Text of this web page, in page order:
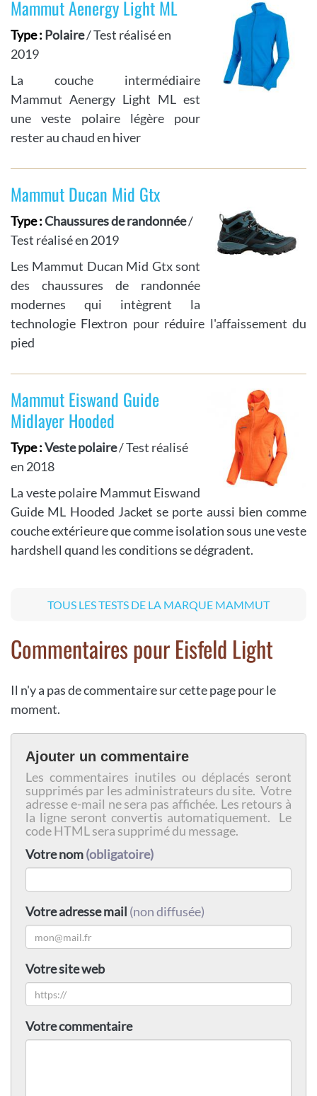
Mammut Aenergy Light ML
Type : Polaire/ Test réalisé en
2019
La couche intermédiaire
Mammut Aenergy Light ML est
une veste polaire légère pour
rester au chaud en hiver
Mammut Ducan Mid Gtx
Type :Chaussures de randonnée/
Test réalisé en 2019
Les Mammut Ducan Mid Gtx sont
des chaussures de randonnée
modernes qui intègrent la
technologie Flextron pour réduire l'affaissement du
pied
Mammut Eiswand Guide
Midlayer Hooded
Type :Veste polaire/ Test réalisé
en 2018
La veste polaire Mammut Eiswand
Guide ML Hooded Jacket se porte aussi bien comme
couche extérieure que comme isolation sous une veste
hardshell quand les conditions se dégradent.
TOUS LES TESTS DE LA MARQUE MAMMUT
Commentaires pour Eisfeld Light
Il n'y a pas de commentaire sur cette page pour le
moment.
Ajouter un commentaire
Les commentaires inutiles ou déplacés seront
supprimés par les administrateurs du site. Votre
adresse e-mail ne sera pas affichée. Les retours à
la ligne seront convertis automatiquement. Le
code HTML sera supprimé du message.
Votre nom(obligatoire)
Votre adresse mail (non diffusée)
Votre site web
Votre commentaire